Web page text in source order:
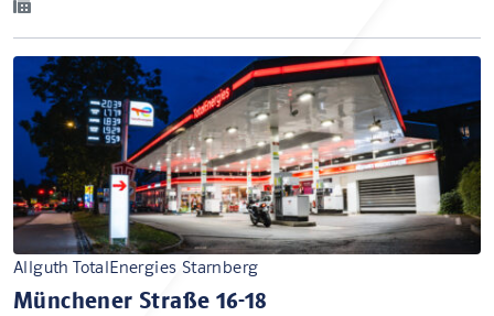
Allguth TotalEnergies Starnberg
Münchener Straße 16-18